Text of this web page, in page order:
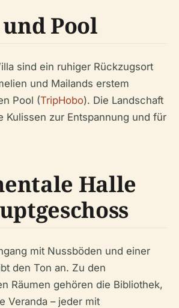
Pool
sind ein ruhiger Rückzugsort
und Mailands erstem
Pool (TripHobo). Die Landschaft
Kulissen zur Entspannung und für
Halle
mit Nussböden und einer
den Ton an. Zu den
Räumen gehören die Bibliothek,
Veranda – jeder mit